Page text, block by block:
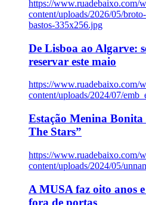
https://www.ruadebaixo.com/
content/uploads/2026/05/
bastos-335x256.jpg
De Lisboa ao Algarve:
reservar este maio
https://www.ruadebaixo.com/
content/uploads/2024/07/
Estação Menina
The Stars”
https://www.ruadebaixo.com/
content/uploads/2024/05/
A MUSA faz oito anos
fora de portas